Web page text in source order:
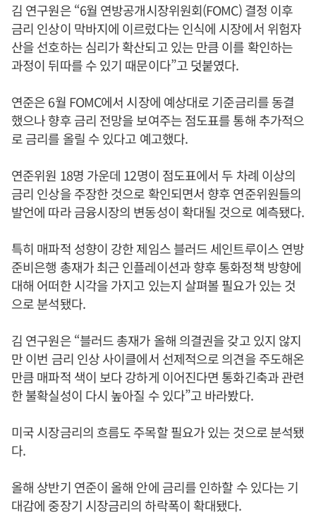
김 연구원은 “6월 연방공개시장위원회(FOMC) 결정 이후
금리 인상이 막바지에 이르렀다는 인식에 시장에서 위험자
산을 선호하는 심리가 확산되고 있는 만큼 이를 확인하는
과정이 뒤따를 수 있기 때문이다”고 덧붙였다.
연준은 6월 FOMC에서 시장에 예상대로 기준금리를 동결
했으나 향후 금리 전망을 보여주는 점도표를 통해 추가적으
로 금리를 올릴 수 있다고 예고했다.
연준위원 18명 가운데 12명이 점도표에서 두 차례 이상의
금리 인상을 주장한 것으로 확인되면서 향후 연준위원들의
발언에 따라 금융시장의 변동성이 확대될 것으로 예측됐다.
특히 매파적 성향이 강한 제임스 블러드 세인트루이스 연방
준비은행 총재가 최근 인플레이션과 향후 통화정책 방향에
대해 어떠한 시각을 가지고 있는지 살펴볼 필요가 있는 것
으로 분석됐다.
김 연구원은 “블러드 총재가 올해 의결권을 갖고 있지 않지
만 이번 금리 인상 사이클에서 선제적으로 의견을 주도해온
만큼 매파적 색이 보다 강하게 이어진다면 통화긴축과 관련
한 불확실성이 다시 높아질 수 있다”고 바라봤다.
미국 시장금리의 흐름도 주목할 필요가 있는 것으로 분석됐
다.
올해 상반기 연준이 올해 안에 금리를 인하할 수 있다는 기
대감에 중장기 시장금리의 하락폭이 확대됐다.